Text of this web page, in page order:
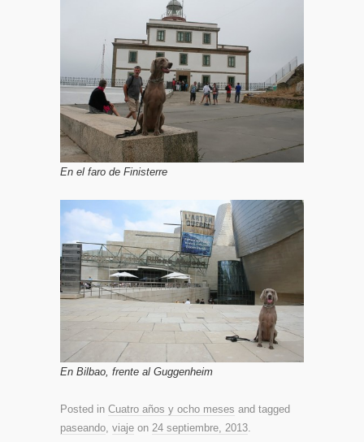
En el faro de Finisterre
En Bilbao, frente al Guggenheim
Posted in Cuatro años y ocho meses and tagged
paseando viaje on 24 septiembre, 2013